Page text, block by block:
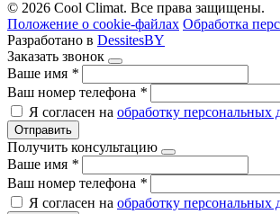
© 2026 Cool Climat. Все права защищены.
Положение о cookie-файлах Обработка
Разработано в DessitesBY
Заказать звонок
Ваше имя *
Ваш номер телефона *
Я согласен на обработку персональных
Отправить
Получить консультацию
Ваше имя *
Ваш номер телефона *
Я согласен на обработку персональных